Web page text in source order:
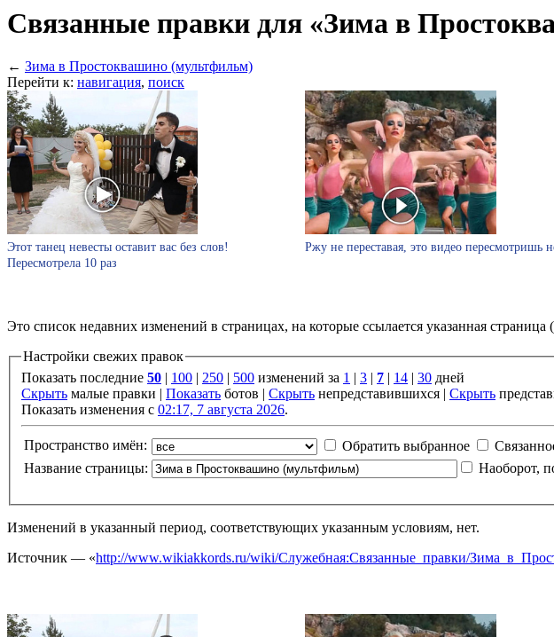
Связанные правки для «Зима в
← Зима в Простоквашино (мультфильм)
Перейти к: навигация, поиск
Этот танец невесты оставит вас без слов!
Пересмотрела 10 раз
Ржу не переставая, это видео пересмотришь
Это список недавних изменений в страницах, на которые ссылается указанная
Настройки свежих правок
Показать последние 50 | 100 | 250 | 500 изменений за 1 | 3 | 7 | 14 | 30 дней
Скрыть малые правки | Показать ботов | Скрыть непредставившихся | Скрыть
Показать изменения с 02:17, 7 августа 2026.
Пространство имён: Обратить выбранное
Название страницы:
Наоборот,
Изменений в указанный период, соответствующих указанным условиям, нет.
Источник — «http://www.wikiakkords.ru/wiki/Служебная:Связанные_правки/